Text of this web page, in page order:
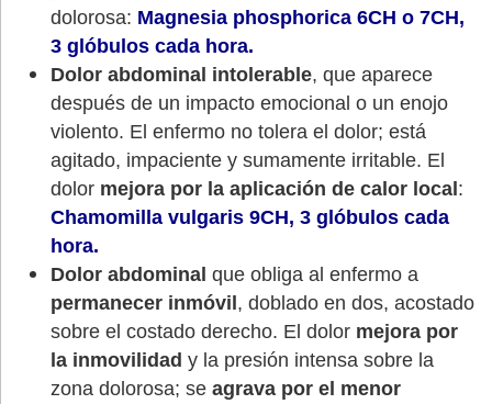
dolorosa: Magnesia phosphorica 6CH o 7CH,
3 glóbulos cada hora.
Dolor abdominal intolerable, que aparece
después de un impacto emocional o un enojo
violento. El enfermo no tolera el dolor; está
agitado, impaciente y sumamente irritable. El
dolor mejora por la aplicación de calor local:
Chamomilla vulgaris 9CH, 3 glóbulos cada
hora.
Dolor abdominal que obliga al enfermo a
permanecer inmóvil, doblado en dos, acostado
sobre el costado derecho. El dolor mejora por
la inmovilidad y la presión intensa sobre la
zona dolorosa; se agrava por el menor